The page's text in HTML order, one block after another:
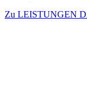
Zu LEISTUNGEN